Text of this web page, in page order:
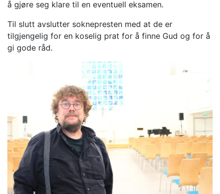
å gjøre seg klare til en eventuell eksamen.
Til slutt avslutter soknepresten med at de er
tilgjengelig for en koselig prat for å finne Gud og for å
gi gode råd.